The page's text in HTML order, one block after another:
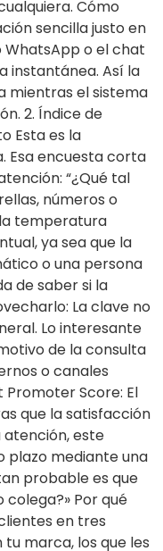
Cómo
sencilla justo en
o el chat
instantánea. Así la
mientras el sistema
2. Índice de
Esta es la
Esa encuesta corta
“¿Qué tal
números o
temperatura
ya sea que la
o una persona
de saber si la
La clave no
Lo interesante
de la consulta
o canales
Score: El
que la satisfacción
este
plazo mediante una
probable es que
Por qué
en tres
marca, los que les